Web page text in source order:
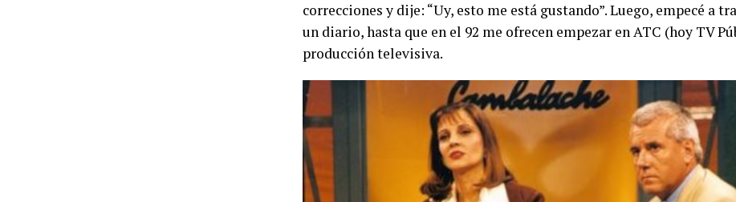
correcciones y dije: “Uy, esto me está gustando”. Luego, empecé a
un diario, hasta que en el 92 me ofrecen empezar en ATC (hoy TV
producción televisiva.